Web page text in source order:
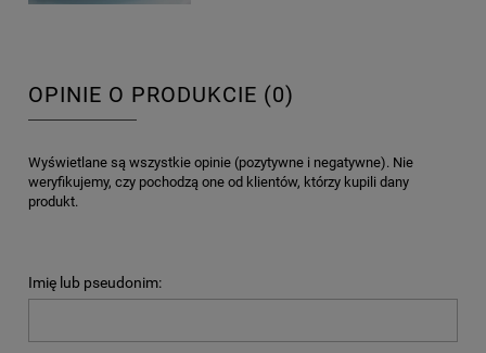
OPINIE O PRODUKCIE (0)
Wyświetlane są wszystkie opinie (pozytywne i negatywne). Nie
weryfikujemy, czy pochodzą one od klientów, którzy kupili dany
produkt.
Imię lub pseudonim: